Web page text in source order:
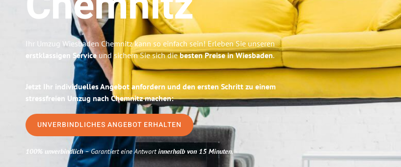
Ihr Umzug Wiesbaden Chemnitz kann so einfach sein! Erleben Sie unseren
erstklassigen Serviceund sichern Sie sich diebesten Preise in Wiesbaden.
Jetzt Ihr individuelles Angebot anfordern und den ersten Schritt zu einem
stressfreien Umzug nach Chemnitz machen:
UNVERBINDLICHES ANGEBOT ERHALTEN
100% unverbindlich– Garantiert eine Antwortinnerhalb von 15 Minuten.